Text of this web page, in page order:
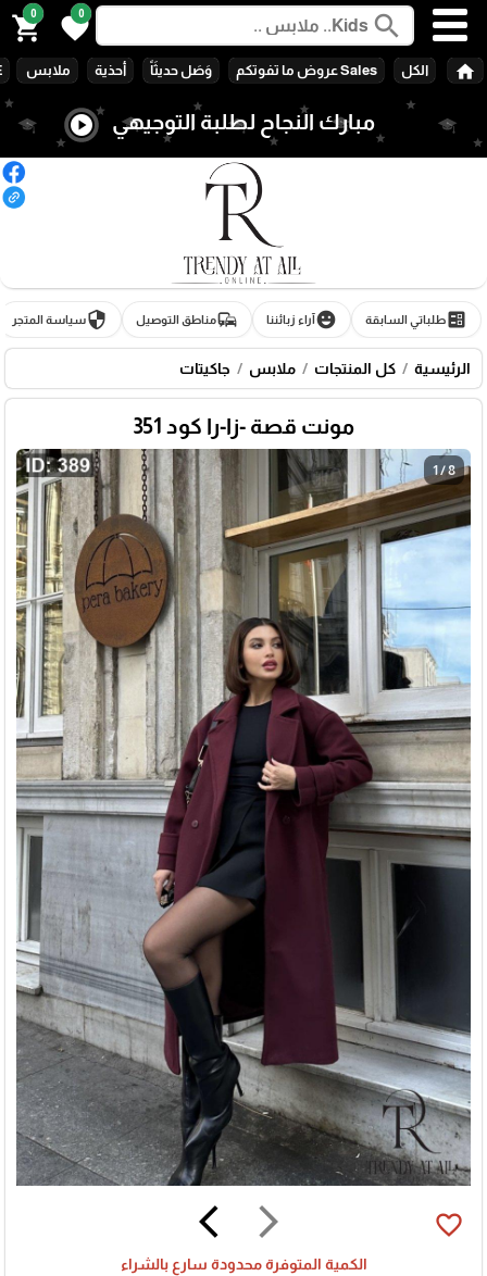
search
0
favorite
0
shopping_cart
home الكل Sales عروض ما تفوتكم وَصَل حديثَاً أحذية ملابس
مبارك النجاح لطلبة التوجيهي play_circle
ballotطلباتي السابقة emoji_emotionsآراء زبائننا commuteمناطق التوصيل securityسياسة المتجر
الرئيسية كل المنتجات ملابس جاكيتات
مونت قصة -زا-را كود 351
1 / 8
arrow_forward_ios
arrow_back_ios favorite_border
الكمية المتوفرة محدودة سارع بالشراء